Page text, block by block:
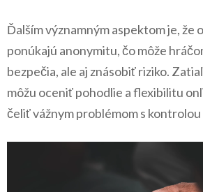
Ďalším významným aspektom je, že
ponúkajú anonymitu, čo môže
bezpečia, ale aj znásobiť riziko.
môžu oceniť pohodlie a flexibilitu
čeliť vážnym problémom s kontrolou